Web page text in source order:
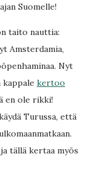
Suomelle!
taito nauttia:
Amsterdamia,
Nyt
kertoo
en ole rikki!
Turussa, että
tällä kertaa myös